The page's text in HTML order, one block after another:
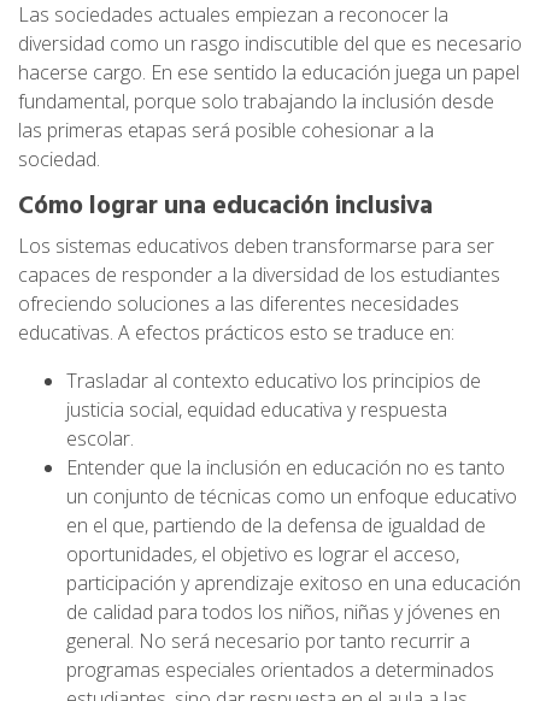
Las sociedades actuales empiezan a reconocer la
diversidad como un rasgo indiscutible del que es necesario
hacerse cargo. En ese sentido la educación juega un papel
fundamental, porque solo trabajando la inclusión desde
las primeras etapas será posible cohesionar a la
sociedad.
Cómo lograr una educación inclusiva
Los sistemas educativos deben transformarse para ser
capaces de responder a la diversidad de los estudiantes
ofreciendo soluciones a las diferentes necesidades
educativas. A efectos prácticos esto se traduce en:
Trasladar al contexto educativo los principios de
justicia social, equidad educativa y respuesta
escolar.
Entender que la inclusión en educación no es tanto
un conjunto de técnicas como un enfoque educativo
en el que, partiendo de la defensa de igualdad de
oportunidades, el objetivo es lograr el acceso,
participación y aprendizaje exitoso en una educación
de calidad para todos los niños, niñas y jóvenes en
general. No será necesario por tanto recurrir a
programas especiales orientados a determinados